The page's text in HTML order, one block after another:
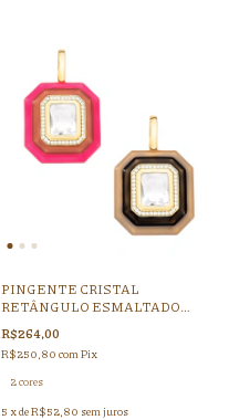
PINGENTE CRISTAL
RETÂNGULO ESMALTADO
DOURADO (CORDÃO GROSSO -
FECHO CLICK )
R$264,00
R$250,80 com Pix
2 cores
5 x deR$52,80 sem juros